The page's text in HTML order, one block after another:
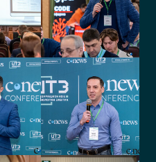
Проектное
управление
строительными
контрактами
Главный специалист,
системный аналитик
Magnum Hunt
Executive Search
ИТ аналитик